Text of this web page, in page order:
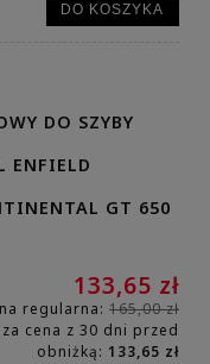
DO KOSZYKA
DO SZYBY
ENFIELD
GT 650
133,65 zł
regularna: 165,00 zł
cena z 30 dni przed
obniżką: 133,65 zł